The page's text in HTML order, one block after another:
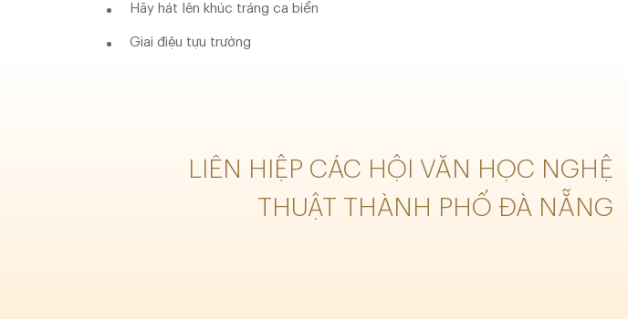
Hãy hát lên khúc tráng ca biển
Giai điệu tựu trường
LIÊN HIỆP CÁC HỘI VĂN HỌC NGHỆ
THUẬT THÀNH PHỐ ĐÀ NẴNG